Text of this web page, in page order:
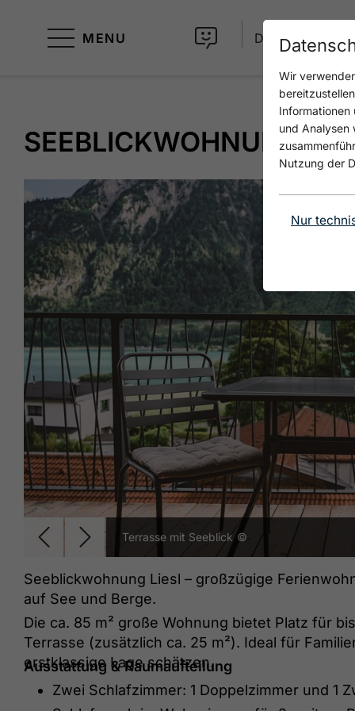
MENU DE
SEEBLICKWOHNUNG
Terrasse mit Seeblick ©
Seeblickwohnung Liesl – großzügige
auf See und Berge.
Die ca. 85 m² große Wohnung bietet Platz für
Terrasse (zusätzlich ca. 25 m²). Ideal für
erstklassige Lage schätzen.
Ausstattung & Raumaufteilung
Zwei Schlafzimmer: 1 Doppelzimmer und 1
Wir
Informationen
und Analysen
Nutzung der
Nur